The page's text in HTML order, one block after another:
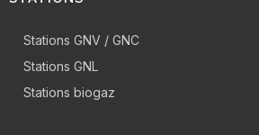
Stations GNV / GNC
Stations GNL
Stations biogaz